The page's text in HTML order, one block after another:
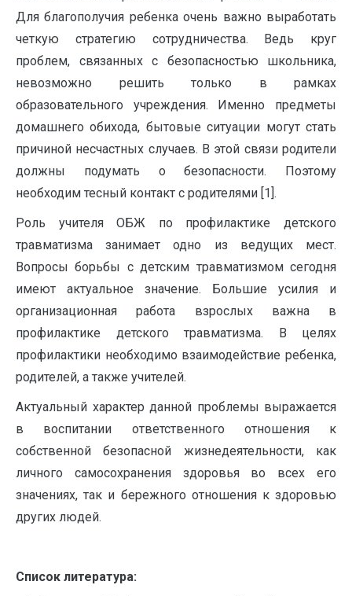
Для благополучия ребенка очень важно выработать
четкую стратегию сотрудничества. Ведь круг
проблем, связанных с безопасностью школьника,
невозможно решить только в рамках
образовательного учреждения. Именно предметы
домашнего обихода, бытовые ситуации могут стать
причиной несчастных случаев. В этой связи родители
должны подумать о безопасности. Поэтому
необходим тесный контакт с родителями [1].
Роль учителя ОБЖ по профилактике детского
травматизма занимает одно из ведущих мест.
Вопросы борьбы с детским травматизмом сегодня
имеют актуальное значение. Большие усилия и
организационная работа взрослых важна в
профилактике детского травматизма. В целях
профилактики необходимо взаимодействие ребенка,
родителей, а также учителей.
Актуальный характер данной проблемы выражается
в воспитании ответственного отношения к
собственной безопасной жизнедеятельности, как
личного самосохранения здоровья во всех его
значениях, так и бережного отношения к здоровью
других людей.
Список литература: